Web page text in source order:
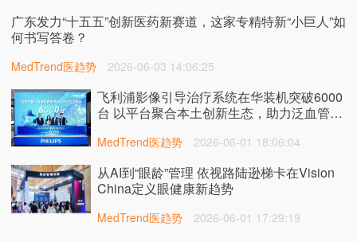
广东发力“十五五”创新医药新赛道，这家专精特新“小巨人”如
何书写答卷？
MedTrend医趋势 2026-06-03 14:06:25
飞利浦影像引导治疗系统在华装机突破6000
台 以平台聚合本土创新生态，助力泛血管诊
MedTrend医趋势 2026-06-01 18:06:04
从AI到“眼龄”管理 依视路陆逊梯卡在Vision
China定义眼健康新趋势
MedTrend医趋势 2026-06-01 17:29:19